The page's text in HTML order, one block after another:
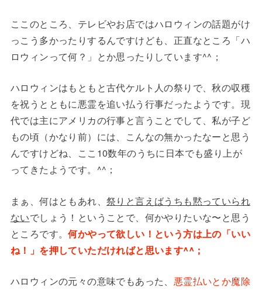
ここのところ、テレビやお店ではハロウィンの話題がけ
っこう多かったりするんですけども、正直なところ「ハ
ロウィンって何？」とか思ったりしています^^；
ハロウィンはもともと古代ケルト人の祭りで、秋の収穫
を祝うとともに悪霊を追い払う行事だったようです。現
代では主にアメリカの行事と言うことでして、私が子ど
もの頃（かなり前）には、こんなの無かったなーと思う
んですけどね、ここ10数年のうちに日本でも盛り上が
ってきたようです。^^；
まぁ、何はともあれ、 祭りと言えばうちも黙っていられ
ないでしょう！ということで、何かやりたいな〜と思う
ところです。何かやって欲しい！という方は上の「いい
ね！」を押していただければと思います^^；
ハロウィンの元々の意味でもあった、 悪霊払いとか魔除